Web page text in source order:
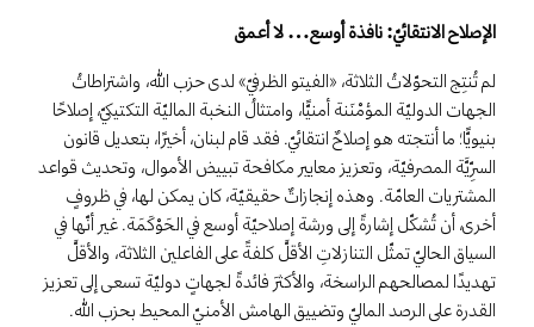
الإصلاح الانتقائيّ: نافذة أوسع… لا أعمق
لم تُنتِج التحوّلاتُ الثلاثة، «الفيتو الظرفيّ» لدى حزب الله، واشتراطاتُ
الجهات الدوليّة المؤمْنَنة أمنيًّا، وامتثالُ النخبة الماليّة التكتيكيّ، إصلاحًا
بنيويًّا؛ ما أنتجته هو إصلاحٌ انتقائيّ. فقد قام لبنان، أخيرًا، بتعديل قانون
السرِّيَّة المصرفيّة، وتعزيز معايير مكافحة تبييض الأموال، وتحديث قواعد
المشتريات العامّة. وهذه إنجازاتٌ حقيقيّة، كان يمكن لها، في ظروفٍ
أخرى، أن تُشكّل إشارةً إلى ورشة إصلاحيّة أوسع في الحَوْكَمَة. غير أنّها في
السياق الحاليّ تمثّل التنازلاتِ الأقلَّ كلفةً على الفاعلين الثلاثة، والأقلَّ
تهديدًا لمصالحهم الراسخة، والأكثرَ فائدةً لجهاتٍ دوليّة تسعى إلى تعزيز
القدرة على الرصد الماليّ وتضييق الهامش الأمنيّ المحيط بحزب الله.